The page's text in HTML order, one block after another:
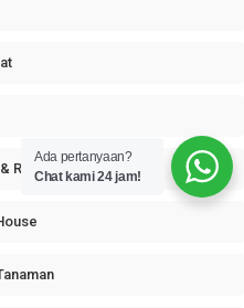
Estate
Ada pertanyaan?
Chat kami 24 jam!